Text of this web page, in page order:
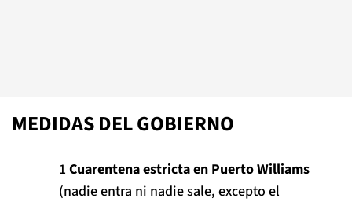
MEDIDAS DEL GOBIERNO
Cuarentena estricta en Puerto Williams
(nadie entra ni nadie sale, excepto el